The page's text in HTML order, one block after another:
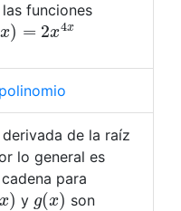
funciones
)= 2x4x
de la raíz
lo general es
para
) y g(x) son